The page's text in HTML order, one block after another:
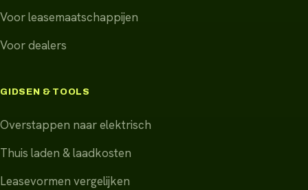
Voor leasemaatschappijen
Voor dealers
GIDSEN & TOOLS
Overstappen naar elektrisch
Thuis laden & laadkosten
Leasevormen vergelijken